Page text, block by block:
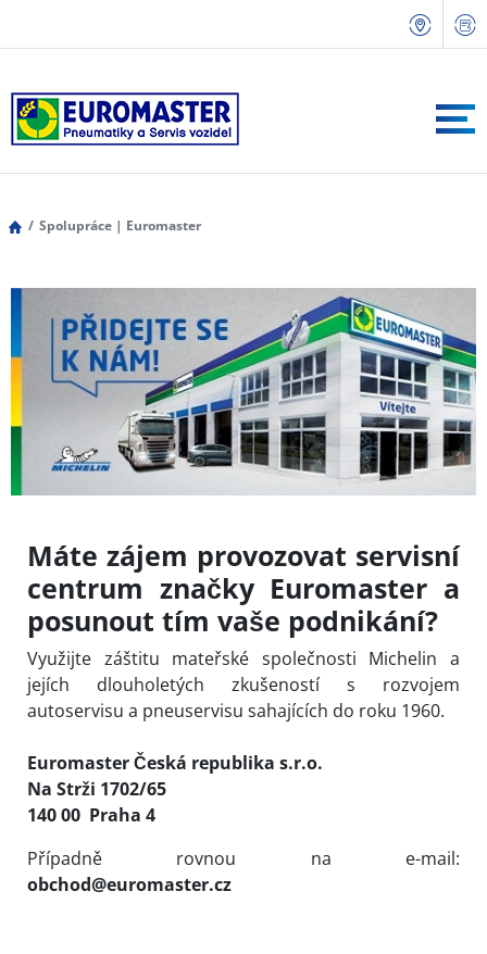
Spolupráce | Euromaster
Máte zájem provozovat servisní
centrum značky Euromaster a
posunout tím vaše podnikání?
Využijte záštitu mateřské společnosti Michelin a
jejích dlouholetých zkušeností s rozvojem
autoservisu a pneuservisu sahajících do roku 1960.
Euromaster Česká republika s.r.o.
Na Strži 1702/65
140 00 Praha 4
Případně rovnou na e-mail:
obchod@euromaster.cz